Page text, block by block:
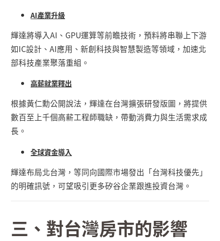
AI產業升級
輝達將導入AI 、 GPU運算等前瞻技術，預料將串聯上下游
如IC設計、AI應用、新創科技與智慧製造等領域，加速北
部科技產業聚落重組。
高薪就業釋出
根據黃仁勳公開說法，輝達在台灣擴張研發版圖，將提供
數百至上千個高薪工程師職缺，帶動消費力與生活需求成
長。
全球資金導入
輝達布局北台灣，等同向國際市場發出「台灣科技優先」
的明確訊號，可望吸引更多矽谷企業跟進投資台灣。
三、 對台灣房市的影響